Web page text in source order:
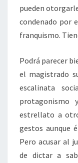
pueden
condenado por
franquismo.
Podrá parecer
el magistrado
escalinata
protagonismo
estrellato a
gestos aunque
Pero acusar al
de dictar a